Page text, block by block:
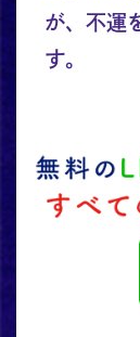
が、不運
す。